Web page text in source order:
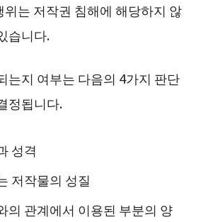
위는 저작권 침해에 해당하지 않
습니다.
는지 여부는 다음의 4가지 판단
정됩니다.
성격
저작물의 성질
의 관계에서 이용된 부분의 양